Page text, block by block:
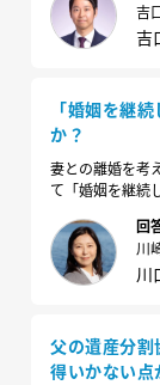
吉
吉
「婚姻を継
か？
妻との離婚を考
て「婚姻を継続
回
川
川
父の遺産分割
得いかない点